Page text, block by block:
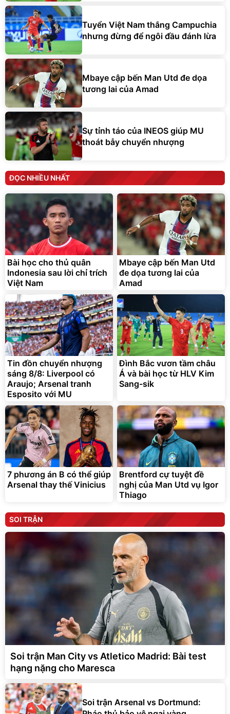
Tuyển Việt Nam thắng Campuchia
nhưng đừng để ngôi đầu đánh lừa
Mbaye cập bến Man Utd đe dọa
tương lai của Amad
Sự tỉnh táo của INEOS giúp MU
thoát bẫy chuyển nhượng
ĐỌC NHIỀU NHẤT
Bài học cho thủ quân
Indonesia sau lời chỉ trích
Việt Nam
Mbaye cập bến Man Utd
đe dọa tương lai của
Amad
Tin đồn chuyển nhượng
sáng 8/8: Liverpool có
Araujo; Arsenal tranh
Esposito với MU
Đình Bắc vươn tầm châu
Á và bài học từ HLV Kim
Sang-sik
7 phương án B có thể giúp
Arsenal thay thế Vinicius
Brentford cự tuyệt đề
nghị của Man Utd vụ Igor
Thiago
SOI TRẬN
Soi trận Man City vs Atletico Madrid: Bài test
hạng nặng cho Maresca
Soi trận Arsenal vs Dortmund: